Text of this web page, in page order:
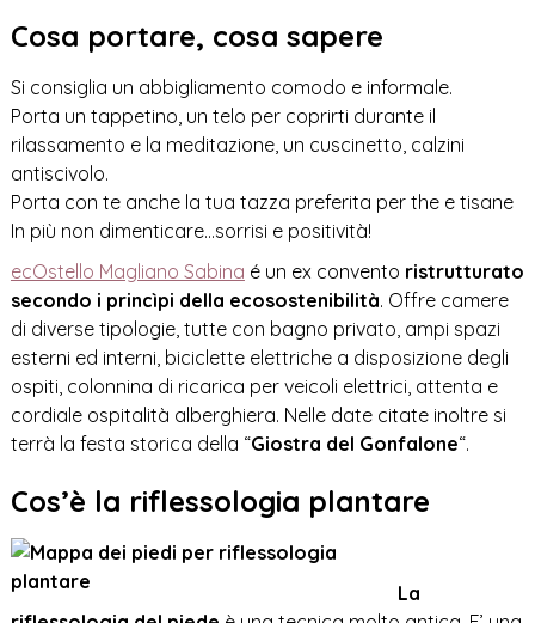
Cosa portare, cosa sapere
Si consiglia un abbigliamento comodo e informale.
Porta un tappetino, un telo per coprirti durante il
rilassamento e la meditazione, un cuscinetto, calzini
antiscivolo.
Porta con te anche la tua tazza preferita per the e tisane
In più non dimenticare…sorrisi e positività!
ecOstello Magliano Sabina é un ex convento ristrutturato
secondo i princìpi della ecosostenibilità. Offre camere
di diverse tipologie, tutte con bagno privato, ampi spazi
esterni ed interni, biciclette elettriche a disposizione degli
ospiti, colonnina di ricarica per veicoli elettrici, attenta e
cordiale ospitalità alberghiera. Nelle date citate inoltre si
terrà la festa storica della “Giostra del Gonfalone“.
Cos’è la riflessologia plantare
La